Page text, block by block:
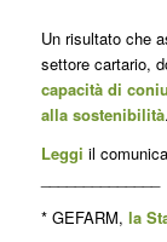
Un risultato che
settore cartario,
capacità di
alla sostenibilità.
Leggi il
* GEFARM, la